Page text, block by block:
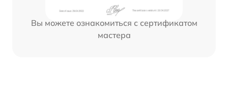
Вы можете ознакомиться с сертификатом
мастера